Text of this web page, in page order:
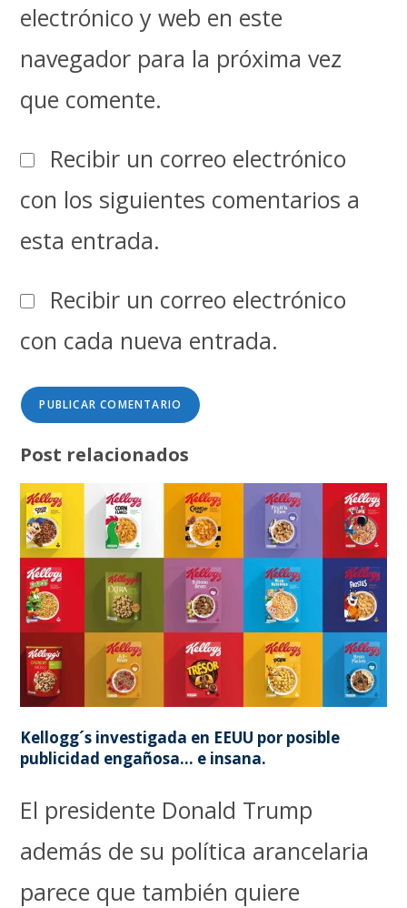
electrónico y web en este
navegador para la próxima vez
que comente.
Recibir un correo electrónico
con los siguientes comentarios a
esta entrada.
Recibir un correo electrónico
con cada nueva entrada.
Post relacionados
Kellogg´s investigada en EEUU por posible
publicidad engañosa… e insana.
El presidente Donald Trump
además de su política arancelaria
parece que también quiere